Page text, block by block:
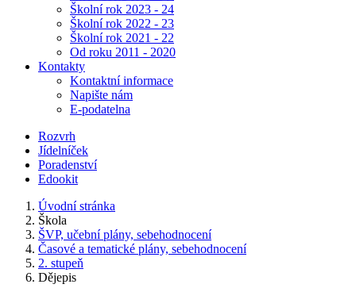
Školní rok 2023 - 24
Školní rok 2022 - 23
Školní rok 2021 - 22
Od roku 2011 - 2020
Kontakty
Kontaktní informace
Napište nám
E-podatelna
Rozvrh
Jídelníček
Poradenství
Edookit
Úvodní stránka
Škola
ŠVP, učební plány, sebehodnocení
Časové a tematické plány, sebehodnocení
2. stupeň
Dějepis